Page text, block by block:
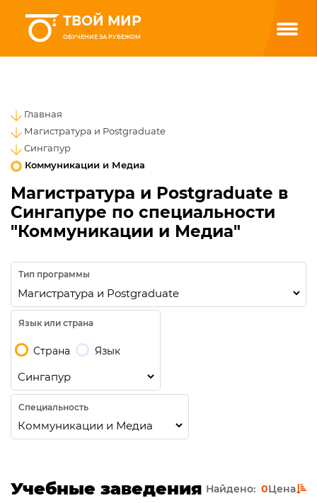
ТВОЙ МИР
ОБУЧЕНИЕ ЗА РУБЕЖОМ
Главная
Магистратура и Postgraduate
Сингапур
Коммуникации и Медиа
Магистратура и Postgraduate в
Сингапуре по специальности
"Коммуникации и Медиа"
Тип программы
Язык или страна
Страна Язык
Специальность
Учебные заведения Найдено: 0Цена